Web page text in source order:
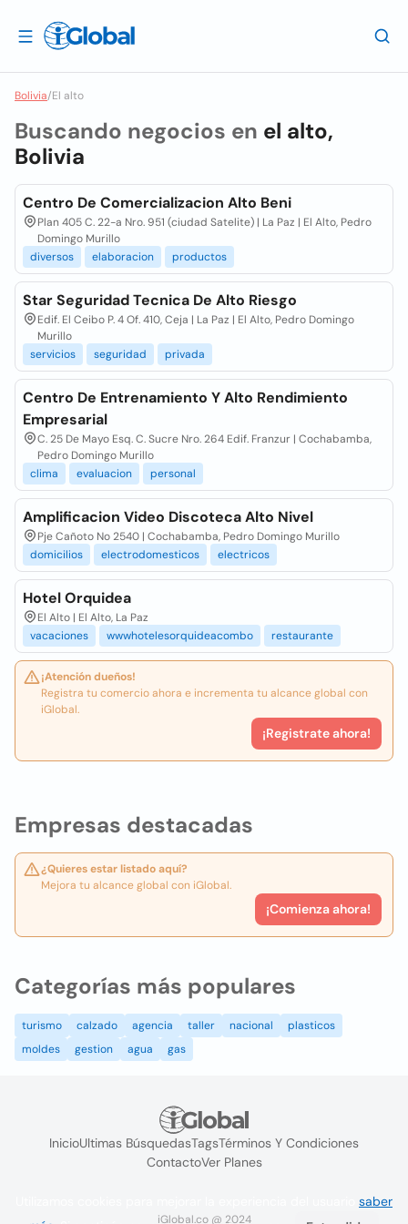
Bolivia/El alto
Empresas destacadas
¿Quieres estar listado aquí?
Mejora tu alcance global con iGlobal.
¡Comienza ahora!
Buscando negocios en el alto,
Bolivia
Centro De Comercializacion Alto Beni
Plan 405 C. 22-a Nro. 951 (ciudad Satelite) | La Paz | El Alto, Pedro
Domingo Murillo
diversos
elaboracion productos
Star Seguridad Tecnica De Alto Riesgo
Edif. El Ceibo P. 4 Of. 410, Ceja | La Paz | El Alto, Pedro Domingo
Murillo
servicios
seguridad privada
Centro De Entrenamiento Y Alto Rendimiento
Empresarial
C. 25 De Mayo Esq. C. Sucre Nro. 264 Edif. Franzur | Cochabamba,
Pedro Domingo Murillo
clima
evaluacion personal
Amplificacion Video Discoteca Alto Nivel
Pje Cañoto No 2540 | Cochabamba, Pedro Domingo Murillo
domicilios
electrodomesticos electricos
Hotel Orquidea
El Alto | El Alto, La Paz
vacaciones
wwwhotelesorquideacombo restaurante
¡Atención dueños!
Registra tu comercio ahora e incrementa tu alcance global con
iGlobal.
¡Registrate ahora!
Categorías más populares
turismo calzado agencia taller nacional
plasticos
moldes
gestion agua gas
InicioUltimas BúsquedasTagsTérminos Y Condiciones
ContactoVer Planes
iGlobal.co @ 2024
saber